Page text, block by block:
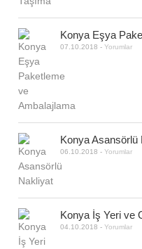
Konya Eşya
07.10.2018 -Yorumlar
Konya Asansörlü
06.10.2018 -Yorumlar
Konya İş Yeri ve
04.10.2018 -Yorumlar